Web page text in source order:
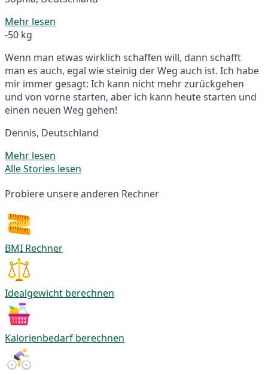
Mehr lesen
-50 kg
Wenn man etwas wirklich schaffen will, dann schafft
man es auch, egal wie steinig der Weg auch ist. Ich habe
mir immer gesagt: Ich kann nicht mehr zurückgehen
und von vorne starten, aber ich kann heute starten und
einen neuen Weg gehen!
Dennis, Deutschland
Mehr lesen
Alle Stories lesen
Probiere unsere anderen Rechner
BMI Rechner
Idealgewicht berechnen
Kalorienbedarf berechnen